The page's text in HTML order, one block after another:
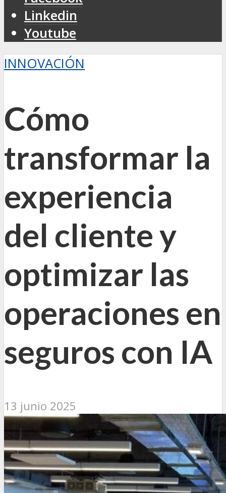
Linkedin
Youtube
INNOVACIÓN
Cómo
transformar la
experiencia
del cliente y
optimizar las
operaciones en
seguros con IA
13 junio 2025